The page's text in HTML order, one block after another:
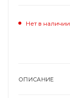
Нет в наличии
ОПИСАНИЕ